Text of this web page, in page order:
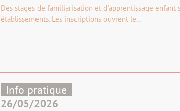
Des stages de familiarisation et d'apprentissage enfant
établissements. Les inscriptions ouvrent le…
Info pratique
26/05/2026